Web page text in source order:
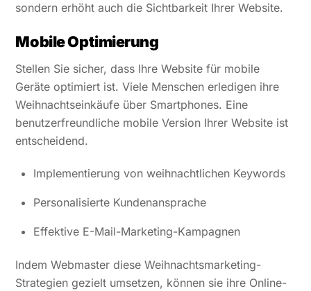
sondern erhöht auch die Sichtbarkeit Ihrer Website.
Mobile Optimierung
Stellen Sie sicher, dass Ihre Website für mobile
Geräte optimiert ist. Viele Menschen erledigen ihre
Weihnachtseinkäufe über Smartphones. Eine
benutzerfreundliche mobile Version Ihrer Website ist
entscheidend.
Implementierung von weihnachtlichen Keywords
Personalisierte Kundenansprache
Effektive E-Mail-Marketing-Kampagnen
Indem Webmaster diese Weihnachtsmarketing-
Strategien gezielt umsetzen, können sie ihre Online-